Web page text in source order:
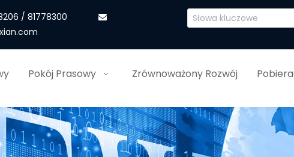
/ 81778300
Pokój Prasowy Zrównoważony Rozwój